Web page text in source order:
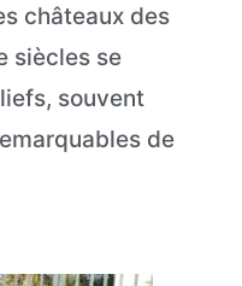
châteaux des
siècles se
souvent
de